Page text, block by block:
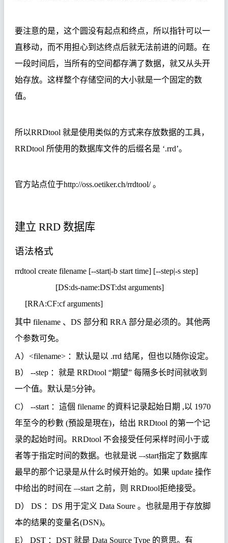
要注意的是，这个圆没有起点和终点，所以指针可以一
直移动，而不用担心到达终点后就无法前进的问题。 在
一段时间后，当所有的空间都存满了数据，就又从头开
始存放。这样整个存储空间的大小就是一个固定的数
值。
所以RRDtool 就是使用类似的方式来存放数据的工具，
RRDtool 所使用的数据库文件的后缀名是 ‘.rrd’。
官方站点位于http://oss.oetiker.ch/rrdtool/ 。
建立 RRD 数据库
语法格式
rrdtool create filename [--start|-b start time] [--step|-s step]
[DS:ds-name:DST:dst arguments]
[RRA:CF:cf arguments]
其中 filename 、 DS 部分和 RRA 部分是必须的。其他两
个参数可免。
A） <filename> ：默认是以 .rrd 结尾，但也以随你设定。
B） --step ：就是 RRDtool “期望” 每隔多长时间就收到
一个值。 默认是5分钟。
C） --start ： 這個 filename 的資料记录起始日期 ,以 1970
年至今的秒數(預設是現在)， 给出 RRDtool 的第一个记
录的起始时间。 RRDtool 不会接受任何采样时间小于或
者等于指定时间 的数据。也就是说–-start指定了数据库
最早的那个记录是从什么时候开始的。如果 update 操作
中给出的时间在 –-start 之前， 则 RRDtool拒绝接受。
D） DS ： DS 用于定义 Data Soure 。也就是用于存放脚
本的结果的变量名(DSN)。
E） DST ： DST 就是 Data Source Type 的意思。有